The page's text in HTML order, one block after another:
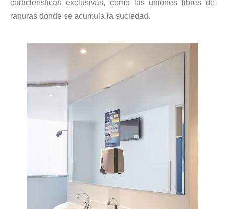
características exclusivas, como las uniones libres de
ranuras donde se acumula la suciedad.